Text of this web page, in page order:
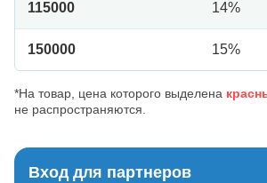
115000 14%
150000 15%
*На товар, цена которого выделена
не распространяются.
Вход для партнеров